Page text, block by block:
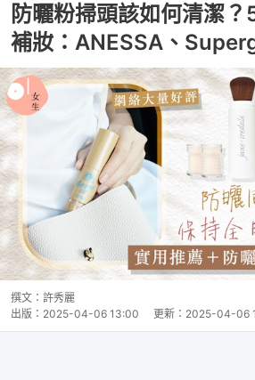
防曬粉掃頭該如何清潔
補妝：ANESSA、
撰文： 許秀麗
出版： 2025-04-06 13:00 更新： 2025-04-06